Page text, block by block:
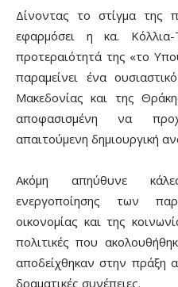
Δίνοντας το στίγμα της
εφαρμόσει η κα.
προτεραιότητά της «το
παραμείνει ένα
Μακεδονίας και της
αποφασισμένη να
απαιτούμενη δημιουργική
Ακόμη απηύθυνε
ενεργοποίησης των
οικονομίας και της
πολιτικές που
αποδείχθηκαν στην πράξη
δραματικές συνέπειες.